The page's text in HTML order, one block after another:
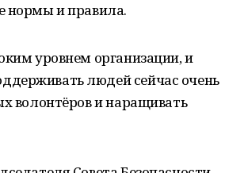
нормы и правила.
уровнем организации, и
людей сейчас очень
волонтёров и наращивать